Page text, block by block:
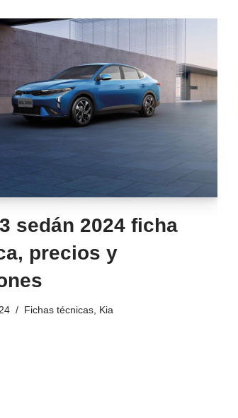
sedán 2024 ficha
precios y
Fichas técnicas, Kia